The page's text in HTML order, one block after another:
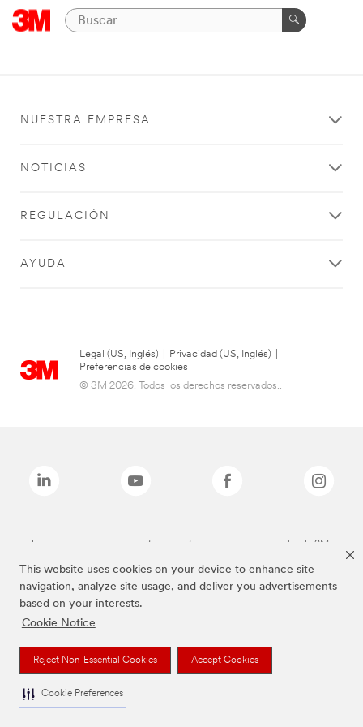
This website uses cookies on your device to enhance site
navigation, analyze site usage, and deliver you advertisements
based on your interests.
Cookie Notice
Reject Non-Essential Cookies Accept Cookies
Cookie Preferences
NUESTRA EMPRESA
NOTICIAS
REGULACIÓN
AYUDA
Legal (US, Inglés) Privacidad (US, Inglés)
Preferencias de cookies
© 3M 2026. Todos los derechos reservados..
Las marcas mencionadas anteriormente son marcas comerciales de 3M.